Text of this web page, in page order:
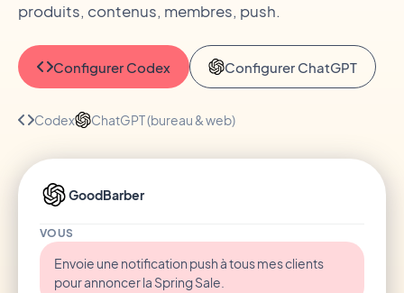
produits, contenus, membres, push.
Configurer Codex Configurer ChatGPT
Codex ChatGPT (bureau & web)
GoodBarber
VOUS
Envoie une notification push à tous mes clients
pour annoncer la Spring Sale.